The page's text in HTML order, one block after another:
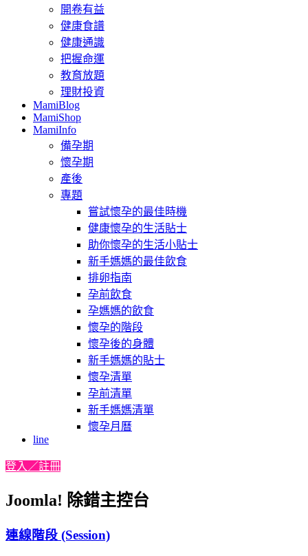
開卷有益
健康食譜
健康通識
把握命運
教育放題
理財投資
MamiBlog
MamiShop
MamiInfo
備孕期
懷孕期
產後
專題
嘗試懷孕的最佳時機
健康懷孕的生活貼士
助你懷孕的生活小貼士
新手媽媽的最佳飲食
排卵指南
孕前飲食
孕媽媽的飲食
懷孕的階段
懷孕後的身體
新手媽媽的貼士
懷孕清單
孕前清單
新手媽媽清單
懷孕月曆
line
登入／註冊
Joomla! 除錯主控台
連線階段 (Session)